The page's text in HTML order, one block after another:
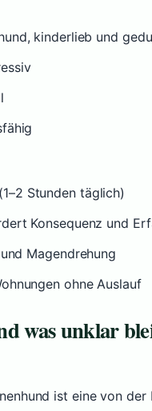
kinderlieb und
Stunden täglich)
Konsequenz und
Magendrehung
ohne Auslauf
was unklar
ist eine von